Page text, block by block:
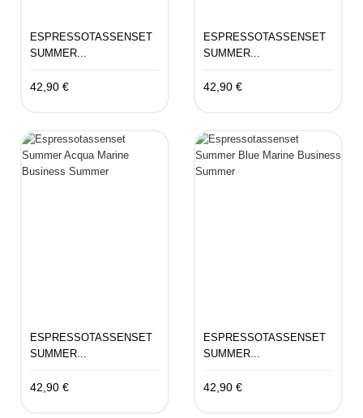
ESPRESSOTASSENSET
SUMMER...
42,90 €
ESPRESSOTASSENSET
SUMMER...
42,90 €
ESPRESSOTASSENSET
SUMMER...
42,90 €
ESPRESSOTASSENSET
SUMMER...
42,90 €